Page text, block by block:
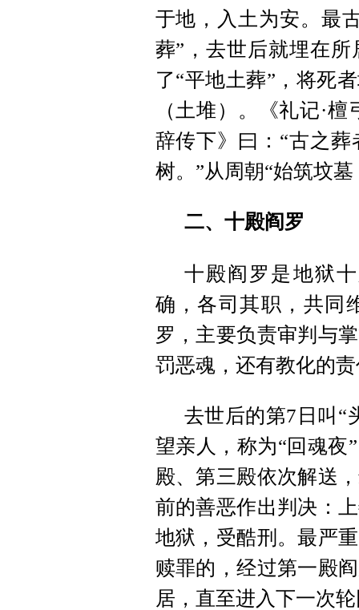
于地，入土为安。最
葬”，去世后就埋在
了“平地土葬”，将死
（土堆）。《礼记·
辞传下》曰：“古之
树。”从周朝“始筑坟
二、十殿阎罗
十殿阎罗是地狱
确，各司其职，共同
罗，主要负责审判与
罚恶魂，还有教化的
去世后的第7日叫“
望亲人，称为“回魂夜
殿、第三殿依次解送
前的善恶作出判决：
地狱，受酷刑。最严
赎罪的，经过第一殿
居，直至进入下一次